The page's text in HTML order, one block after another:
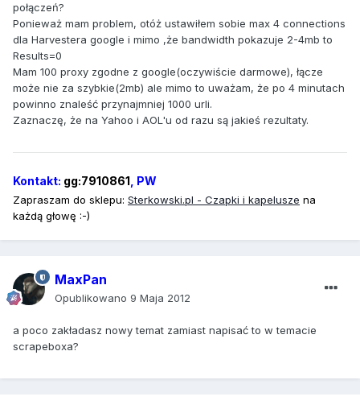
połączeń?
Ponieważ mam problem, otóż ustawiłem sobie max 4 connections
dla Harvestera google i mimo ,że bandwidth pokazuje 2-4mb to
Results=0
Mam 100 proxy zgodne z google(oczywiście darmowe), łącze
może nie za szybkie(2mb) ale mimo to uważam, że po 4 minutach
powinno znaleść przynajmniej 1000 urli.
Zaznaczę, że na Yahoo i AOL'u od razu są jakieś rezultaty.
Kontakt: gg:7910861 , PW
Zapraszam do sklepu: Sterkowski.pl - Czapki i kapelusze na
każdą głowę :-)
MaxPan
Opublikowano 9 Maja 2012
a poco zakładasz nowy temat zamiast napisać to w temacie
scrapeboxa?